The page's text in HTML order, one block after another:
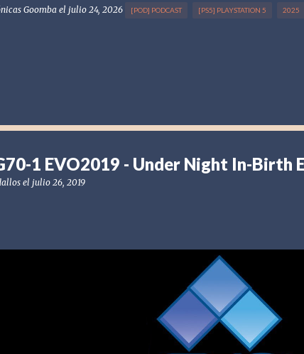
Goomba el julio 24, 2026 [POD] PODCAST [PS5] PLAYSTATION 5 2025
1 EVO2019 - Under Night In-Birth
el julio 26, 2019